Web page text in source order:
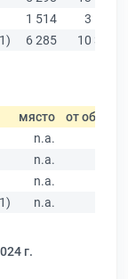
1 514
3 136
6 285 10 330
място от общо
n.a.
n.a.
n.a.
n.a.
г.